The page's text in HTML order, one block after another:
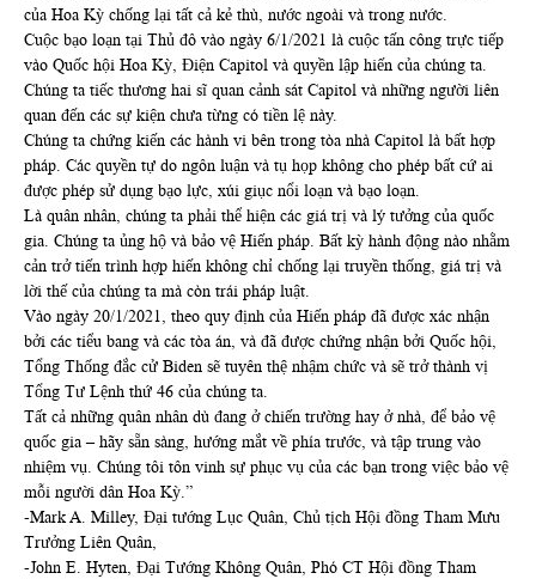
của Hoa Kỳ chống lại tất cả kẻ thù, nước ngoài và trong nước.
Cuộc bạo loạn tại Thủ đô vào ngày 6/1/2021 là cuộc tấn công trực tiếp
vào Quốc hội Hoa Kỳ, Điện Capitol và quyền lập hiến của chúng ta.
Chúng ta tiếc thương hai sĩ quan cảnh sát Capitol và những người liên
quan đến các sự kiện chưa từng có tiền lệ này.
Chúng ta chứng kiến các hành vi bên trong tòa nhà Capitol là bất hợp
pháp. Các quyền tự do ngôn luận và tụ họp không cho phép bất cứ ai
được phép sử dụng bạo lực, xúi giục nổi loạn và bạo loạn.
Là quân nhân, chúng ta phải thể hiện các giá trị và lý tưởng của quốc
gia. Chúng ta ủng hộ và bảo vệ Hiến pháp. Bất kỳ hành động nào nhằm
cản trở tiến trình hợp hiến không chỉ chống lại truyền thống, giá trị và
lời thế của chúng ta mà còn trái pháp luật.
Vào ngày 20/1/2021, theo quy định của Hiến pháp đã được xác nhận
bởi các tiểu bang và các tòa án, và đã được chứng nhận bởi Quốc hội,
Tổng Thống đắc cử Biden sẽ tuyên thệ nhậm chức và sẽ trở thành vị
Tổng Tư Lệnh thứ 46 của chúng ta.
Tất cả những quân nhân dù đang ở chiến trường hay ở nhà, để bảo vệ
quốc gia – hãy sẵn sàng, hướng mắt về phía trước, và tập trung vào
nhiệm vụ. Chúng tôi tôn vinh sự phục vụ của các bạn trong việc bảo vệ
mỗi người dân Hoa Kỳ.”
-Mark A. Milley, Đại tướng Lục Quân, Chủ tịch Hội đồng Tham Mưu
Trưởng Liên Quân,
-John E. Hyten, Đại Tướng Không Quân, Phó CT Hội đồng Tham